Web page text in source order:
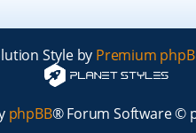
Style by Premium
phpBB® Forum Software ©